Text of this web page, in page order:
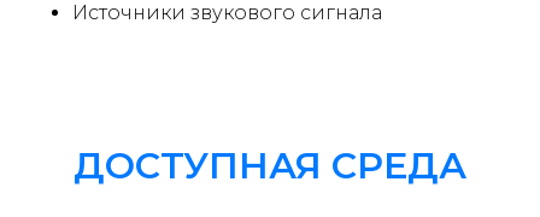
Источники звукового сигнала
ДОСТУПНАЯ СРЕДА